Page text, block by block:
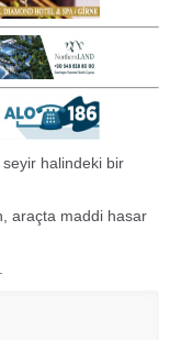
halindeki bir
araçta maddi hasar